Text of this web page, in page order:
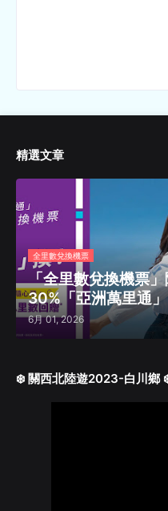
精選文章
全里數兌換機票
「全里數兌換機票
30%「亞洲萬里通
6月 01, 2026
❄️ 關西北陸遊2023-白川鄉